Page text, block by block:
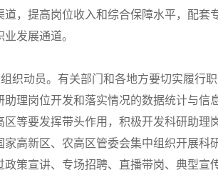
道，提高岗位收入和综合保障水平，配
发展通道。
动员。有关部门和各地方要切实履行职
助理岗位开发和落实情况的数据统计与
区等要发挥带头作用，积极开发科研助
家高新区、农高区管委会集中组织开展
政策宣讲、专场招聘、直播带岗、典型宣